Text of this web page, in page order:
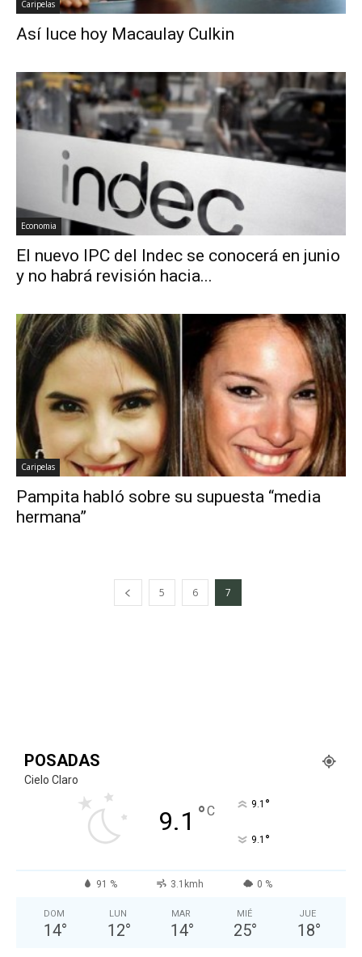
Caripelas
Así luce hoy Macaulay Culkin
Economia
El nuevo IPC del Indec se conocerá en junio
y no habrá revisión hacia...
Caripelas
Pampita habló sobre su supuesta “media
hermana”
5 6 7
POSADAS
Cielo Claro
9.1 °C 9.1 °
9.1 °
91 % 3.1kmh 0 %
DOM
14°
LUN
12°
MAR
14°
MIÉ
25°
JUE
18°